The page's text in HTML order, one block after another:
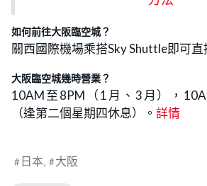
如何前往大阪臨空城？
關西國際機場乘搭Sky Shuttle即可直
大阪臨空城幾時營業？
10AM至8PM（1月、3月），
（逢第二個星期四休息）。 詳情
日本 大阪